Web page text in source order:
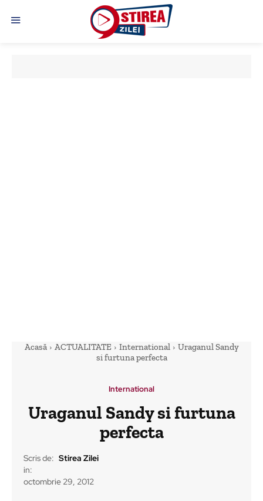
Acasă ACTUALITATE International
Uraganul Sandy
si furtuna perfecta
International
Uraganul Sandy si furtuna
perfecta
Scris de: Stirea Zilei
in:
octombrie 29, 2012